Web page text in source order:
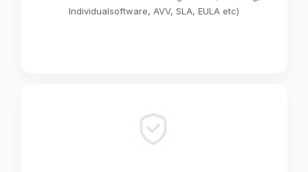
Individualsoftware, AVV, SLA, EULA etc)